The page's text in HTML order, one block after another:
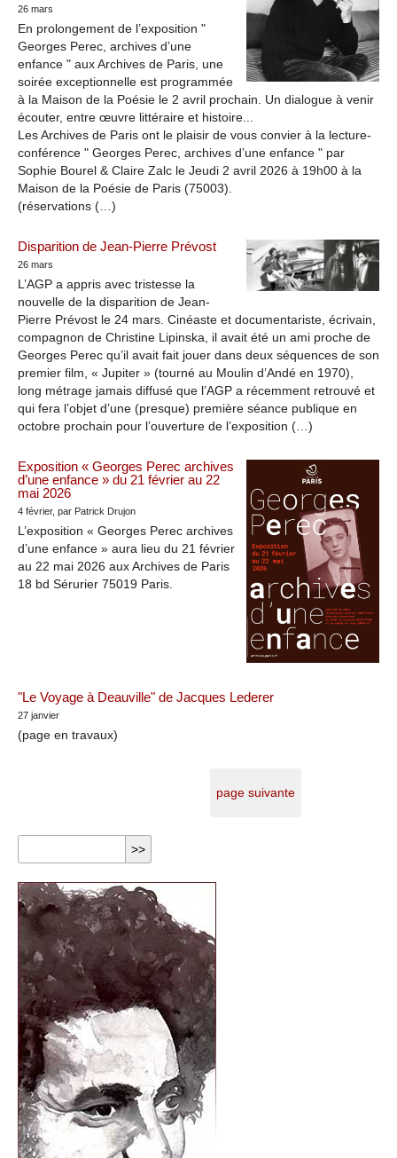
26 mars
En prolongement de l’exposition "
Georges Perec, archives d’une
enfance " aux Archives de Paris, une
soirée exceptionnelle est programmée
à la Maison de la Poésie le 2 avril prochain. Un dialogue à venir
écouter, entre œuvre littéraire et histoire...
Les Archives de Paris ont le plaisir de vous convier à la lecture-
conférence " Georges Perec, archives d’une enfance " par
Sophie Bourel & Claire Zalc le Jeudi 2 avril 2026 à 19h00 à la
Maison de la Poésie de Paris (75003).
(réservations (…)
Disparition de Jean-Pierre Prévost
26 mars
L’AGP a appris avec tristesse la
nouvelle de la disparition de Jean-
Pierre Prévost le 24 mars. Cinéaste et documentariste, écrivain,
compagnon de Christine Lipinska, il avait été un ami proche de
Georges Perec qu’il avait fait jouer dans deux séquences de son
premier film, « Jupiter » (tourné au Moulin d’Andé en 1970),
long métrage jamais diffusé que l’AGP a récemment retrouvé et
qui fera l’objet d’une (presque) première séance publique en
octobre prochain pour l’ouverture de l’exposition (…)
Exposition « Georges Perec archives
d’une enfance » du 21 février au 22
mai 2026
4 février, par Patrick Drujon
L’exposition « Georges Perec archives
d’une enfance » aura lieu du 21 février
au 22 mai 2026 aux Archives de Paris
18 bd Sérurier 75019 Paris.
"Le Voyage à Deauville" de Jacques Lederer
27 janvier
(page en travaux)
page suivante